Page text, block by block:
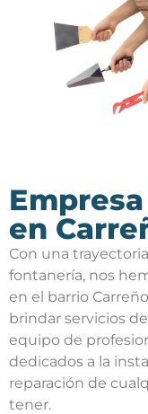
en
Con una
fontanería, nos
en el barrio
brindar servicios
equipo de
dedicados a la
reparación de
tener.